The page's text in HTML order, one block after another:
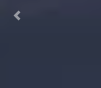
Previous